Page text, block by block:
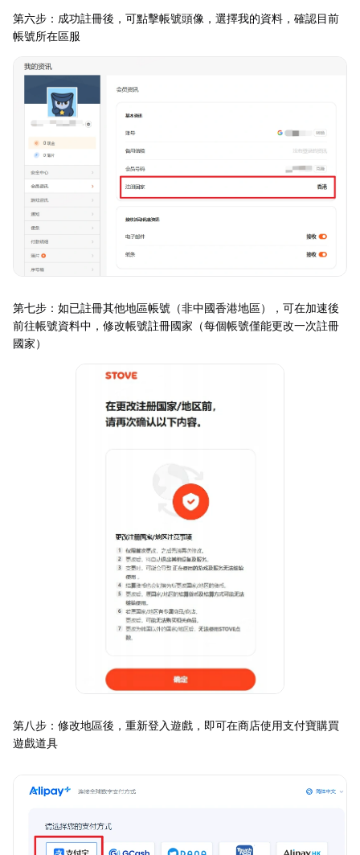
第六步：成功註冊後，可點擊帳號頭像，選擇我的資料，確認目前
帳號所在區服
第七步：如已註冊其他地區帳號（非中國香港地區），可在加速後
前往帳號資料中，修改帳號註冊國家（每個帳號僅能更改一次註冊
國家）
第八步：修改地區後，重新登入遊戲，即可在商店使用支付寶購買
遊戲道具